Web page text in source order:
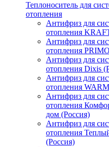
Теплоноситель для
отопления
Антифриз для
отопления
Антифриз для
отопления
Антифриз для
отопления Dixis
Антифриз для
отопления
Антифриз для
отопления
дом (Россия)
Антифриз для
отопления
(Россия)